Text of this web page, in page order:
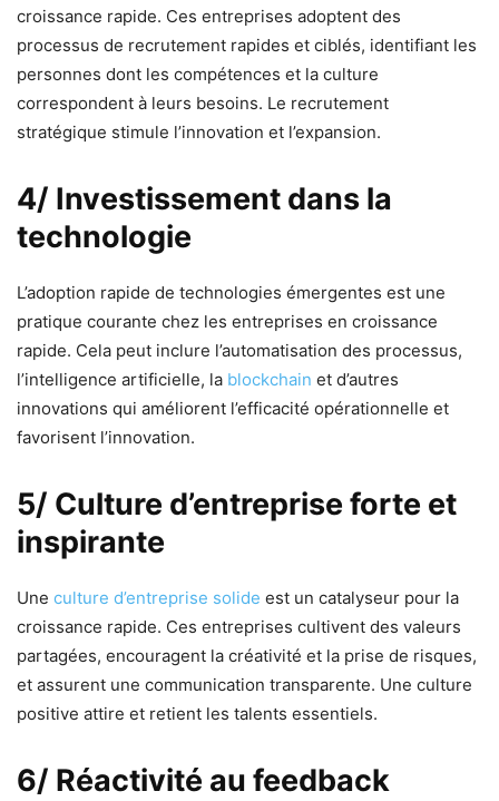
croissance rapide. Ces entreprises adoptent des
processus de recrutement rapides et ciblés, identifiant les
personnes dont les compétences et la culture
correspondent à leurs besoins. Le recrutement
stratégique stimule l’innovation et l’expansion.
4/ Investissement dans la
technologie
L’adoption rapide de technologies émergentes est une
pratique courante chez les entreprises en croissance
rapide. Cela peut inclure l’automatisation des processus,
l’intelligence artificielle, la blockchain et d’autres
innovations qui améliorent l’efficacité opérationnelle et
favorisent l’innovation.
5/ Culture d’entreprise forte et
inspirante
Une culture d’entreprise solide est un catalyseur pour la
croissance rapide. Ces entreprises cultivent des valeurs
partagées, encouragent la créativité et la prise de risques,
et assurent une communication transparente. Une culture
positive attire et retient les talents essentiels.
6/ Réactivité au feedback